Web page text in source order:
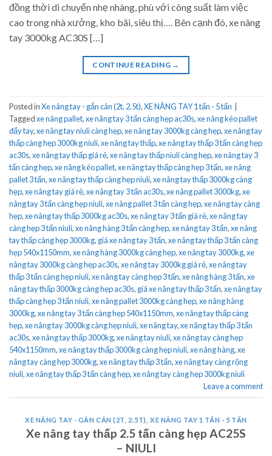
đồng thời di chuyển nhẹ nhàng, phù với công suất làm việc
cao trong nhà xưởng, kho bãi, siêu thị…. Bên cạnh đó, xe nâng
tay 3000kg AC30S […]
CONTINUE READING →
Posted inXe nâng tay - gắn cân (2t, 2.5t),XE NÂNG TAY 1 tấn - 5 tấn
Taggedxe nâng pallet,xe nâng tay 3 tấn càng hẹp ac30s,xe nâng kéo pallet
đẩy tay,xe nâng tay niuli càng hẹp,xe nâng tay 3000kg càng hẹp,xe nâng tay
thấp càng hẹp 3000kg niuli,xe nâng tay thấp,xe nâng tay thấp 3 tấn càng hẹp
ac30s,xe nâng tay thấp giá rẻ,xe nâng tay thấp niuli càng hẹp,xe nâng tay 3
tấn càng hẹp,xe nâng kéo pallet,xe nâng tay thấp càng hẹp 3 tấn,xe nâng
pallet 3 tấn,xe nâng tay thấp càng hẹp niuli,xe nâng tay thấp 3000kg càng
hẹp,xe nâng tay giá rẻ,xe nâng tay 3 tấn ac30s,xe nâng pallet 3000kg,xe
nâng tay 3 tấn càng hẹp niuli,xe nâng pallet 3 tấn càng hẹp,xe nâng tay càng
hẹp,xe nâng tay thấp 3000kg ac30s,xe nâng tay 3 tấn giá rẻ,xe nâng tay
càng hẹp 3 tấn niuli,xe nâng hàng 3 tấn càng hẹp,xe nâng tay 3 tấn,xe nâng
tay thấp càng hẹp 3000kg, giá xe nâng tay 3 tấn,xe nâng tay thấp 3 tấn càng
hẹp 540x1150mm,xe nâng hàng 3000kg càng hẹp,xe nâng tay 3000kg,xe
nâng tay 3000kg càng hẹp ac30s,xe nâng tay 3000kg giá rẻ,xe nâng tay
thấp 3 tấn càng hẹp niuli,xe nâng tay càng hẹp 3 tấn,xe nâng hàng 3 tấn,xe
nâng tay thấp 3000kg càng hẹp ac30s, giá xe nâng tay thấp 3 tấn,xe nâng tay
thấp càng hẹp 3 tấn niuli,xe nâng pallet 3000kg càng hẹp,xe nâng hàng
3000kg,xe nâng tay 3 tấn càng hẹp 540x1150mm,xe nâng tay thấp càng
hẹp,xe nâng tay 3000kg càng hẹp niuli,xe nâng tay,xe nâng tay thấp 3 tấn
ac30s,xe nâng tay thấp 3000kg,xe nâng tay niuli,xe nâng tay càng hẹp
540x1150mm,xe nâng tay thấp 3000kg càng hẹp niuli,xe nâng hàng,xe
nâng tay càng hẹp 3000kg,xe nâng tay thấp 3 tấn,xe nâng tay càng rộng
niuli,xe nâng tay thấp 3 tấn càng hẹp,xe nâng tay càng hẹp 3000kg niuli
Leave a comment
XE NÂNG TAY - GẮN CÂN (2T, 2.5T) ,XE NÂNG TAY 1 TẤN - 5 TẤN
Xe nâng tay thấp 2.5 tấn càng hẹp AC25S
– NIULI